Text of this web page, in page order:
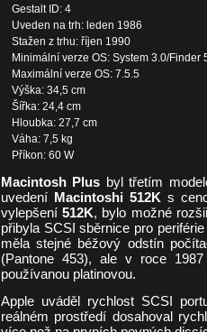
Gestalt ID: 4
Uveden na trh: leden 1986
Stažen z trhu: říjen 1990
Minimální verze OS: System 3.0/Finder
Maximální verze OS: 7.5.5
Výška: 34,5 cm
Šířka: 24,4 cm
Hloubka: 27,7 cm
Váha: 7,5 kg
Příkon: 60 W
Macintosh Plus byl třetím
uvedení Macintoshi 512K s
vylepšení512K, bylo možné
přibyla SCSI sběrnice pro
měla stejné béžový odstín
(Pantone 453), ale v roce
používanou platinovou.
Apple uváděl rychlost SCSI
reálném prostředí dosahoval